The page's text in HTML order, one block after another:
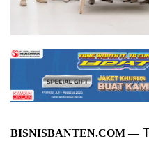
BISNISBANTEN.COM —